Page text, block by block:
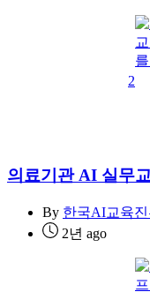
2
의료기관 AI 실무
By 한국AI교육진
2년 ago